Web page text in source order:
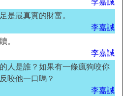
是最真實的財富。
李嘉誠
。
李嘉誠
人是誰？如果有一條瘋狗咬你
咬他一口嗎？
李嘉誠